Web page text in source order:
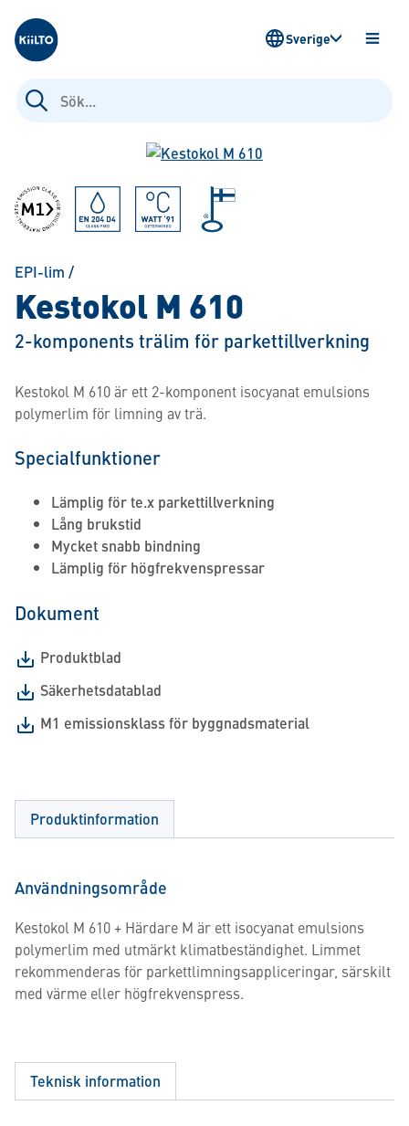
Kiilto Sweden
Sök
efter:
Sverige
EPI-lim /
Kestokol M 610
2-komponents trälim för parkettillverkning
Kestokol M 610 är ett 2-komponent isocyanat emulsions
polymerlim för limning av trä.
Specialfunktioner
Lämplig för te.x parkettillverkning
Lång brukstid
Mycket snabb bindning
Lämplig för högfrekvenspressar
Dokument
Produktblad
Säkerhetsdatablad
M1 emissionsklass för byggnadsmaterial
Produktinformation
Användningsområde
Kestokol M 610 + Härdare M är ett isocyanat emulsions
polymerlim med utmärkt klimatbeständighet. Limmet
rekommenderas för parkettlimningsappliceringar, särskilt
med värme eller högfrekvenspress.
Teknisk information